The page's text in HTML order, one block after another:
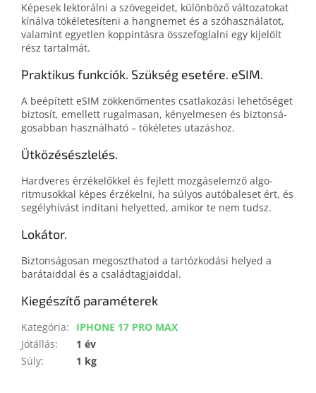
Képesek lektorálni a szövegeidet, különböző változatokat
kínálva tökéletesíteni a hangnemet és a szóhasználatot,
valamint egyetlen koppintásra összefoglalni egy kijelölt
rész tartalmát.
Praktikus funkciók. Szükség esetére. eSIM.
A beépített eSIM zökkenő­mentes csatlakozási lehetőséget
biztosít, emellett rugalmasan, kényelmesen és biztonsá­
go­sabban használható – tökéletes utazáshoz.
Ütközésészlelés.
Hardveres érzékelőkkel és fejlett mozgás­elemző algo­
ritmusok­kal képes érzékelni, ha súlyos autóbaleset ért, és
segélyhívást indítani helyetted, amikor te nem tudsz.
Lokátor.
Biztonságosan megoszthatod a tartózkodási helyed a
barátaiddal és a családtagjaiddal.
Kiegészítő paraméterek
Kategória:
IPHONE 17 PRO MAX
Jótállás:
1 év
Súly: 1 kg